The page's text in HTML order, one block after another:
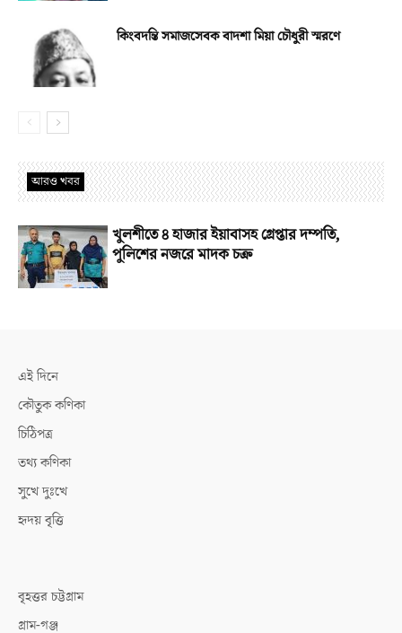
কিংবদন্তি সমাজসেবক বাদশা মিয়া চৌধুরী স্মরণে
আরও খবর
খুলশীতে ৪ হাজার ইয়াবাসহ গ্রেপ্তার দম্পতি,
পুলিশের নজরে মাদক চক্র
এই দিনে
কৌতুক কণিকা
চিঠিপত্র
তথ্য কণিকা
সুখে দুঃখে
হৃদয় বৃত্তি
বৃহত্তর চট্টগ্রাম
গ্রাম-গঞ্জ